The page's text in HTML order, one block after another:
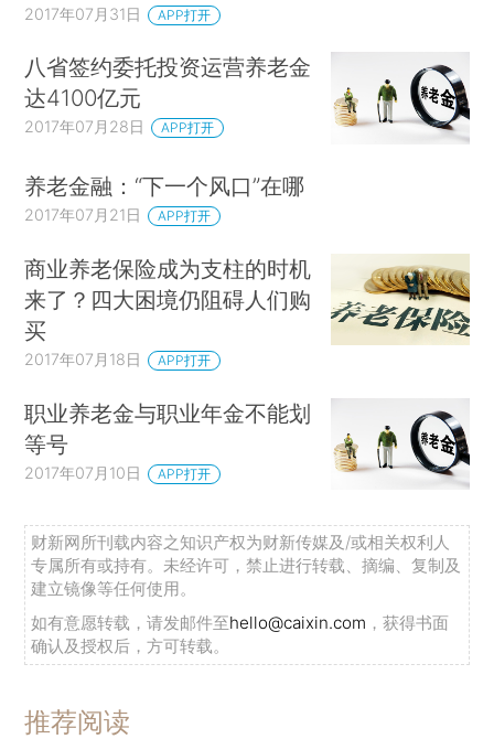
2017年07月31日 APP打开
八省签约委托投资运营养老金
达4100亿元
2017年07月28日 APP打开
养老金融：“下一个风口”在哪
2017年07月21日 APP打开
商业养老保险成为支柱的时机
来了？四大困境仍阻碍人们购
买
2017年07月18日 APP打开
职业养老金与职业年金不能划
等号
2017年07月10日 APP打开
财新网所刊载内容之知识产权为财新传媒及/或相关权利人
专属所有或持有。未经许可，禁止进行转载、摘编、复制及
建立镜像等任何使用。
如有意愿转载，请发邮件至hello@caixin.com ，获得书面
确认及授权后，方可转载。
推荐阅读